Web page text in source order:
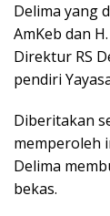
Delima yang
AmKeb dan
Direktur RS
pendiri
Diberitakan
memperoleh
Delima
bekas.